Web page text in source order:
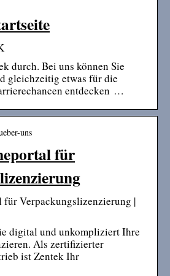
durch. Bei uns können Sie
gleichzeitig etwas für die
entdecken …
uns
für
Verpackungslizenzierung |
digital und unkompliziert Ihre
Als zertifizierter
ist Zentek Ihr